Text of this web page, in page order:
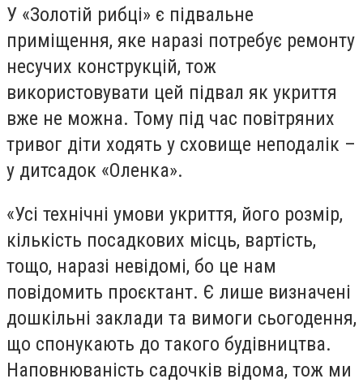
У «Золотій рибці» є підвальне
приміщення, яке наразі потребує ремонту
несучих конструкцій, тож
використовувати цей підвал як укриття
вже не можна. Тому під час повітряних
тривог діти ходять у сховище неподалік –
у дитсадок «Оленка».
«Усі технічні умови укриття, його розмір,
кількість посадкових місць, вартість,
тощо, наразі невідомі, бо це нам
повідомить проєктант. Є лише визначені
дошкільні заклади та вимоги сьогодення,
що спонукають до такого будівництва.
Наповнюваність садочків відома, тож ми